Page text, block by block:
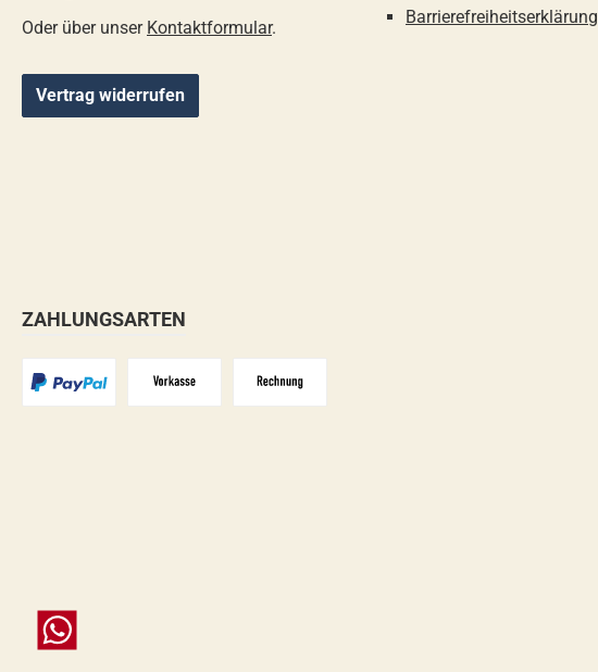
Oder über unser Kontaktformular.
Vertrag widerrufen
Barrierefreiheitserklärung
ZAHLUNGSARTEN
Chat